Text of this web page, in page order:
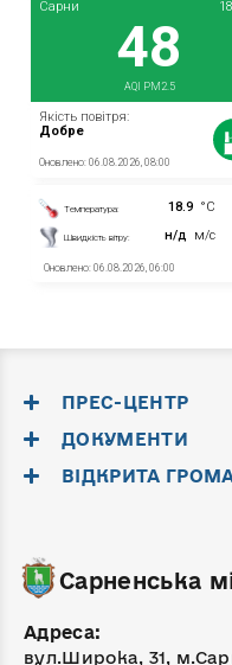
ПРЕС-ЦЕНТР
ДОКУМЕНТИ
ВІДКРИТА
Сарненська
Адреса:
вул.Широка, 31,